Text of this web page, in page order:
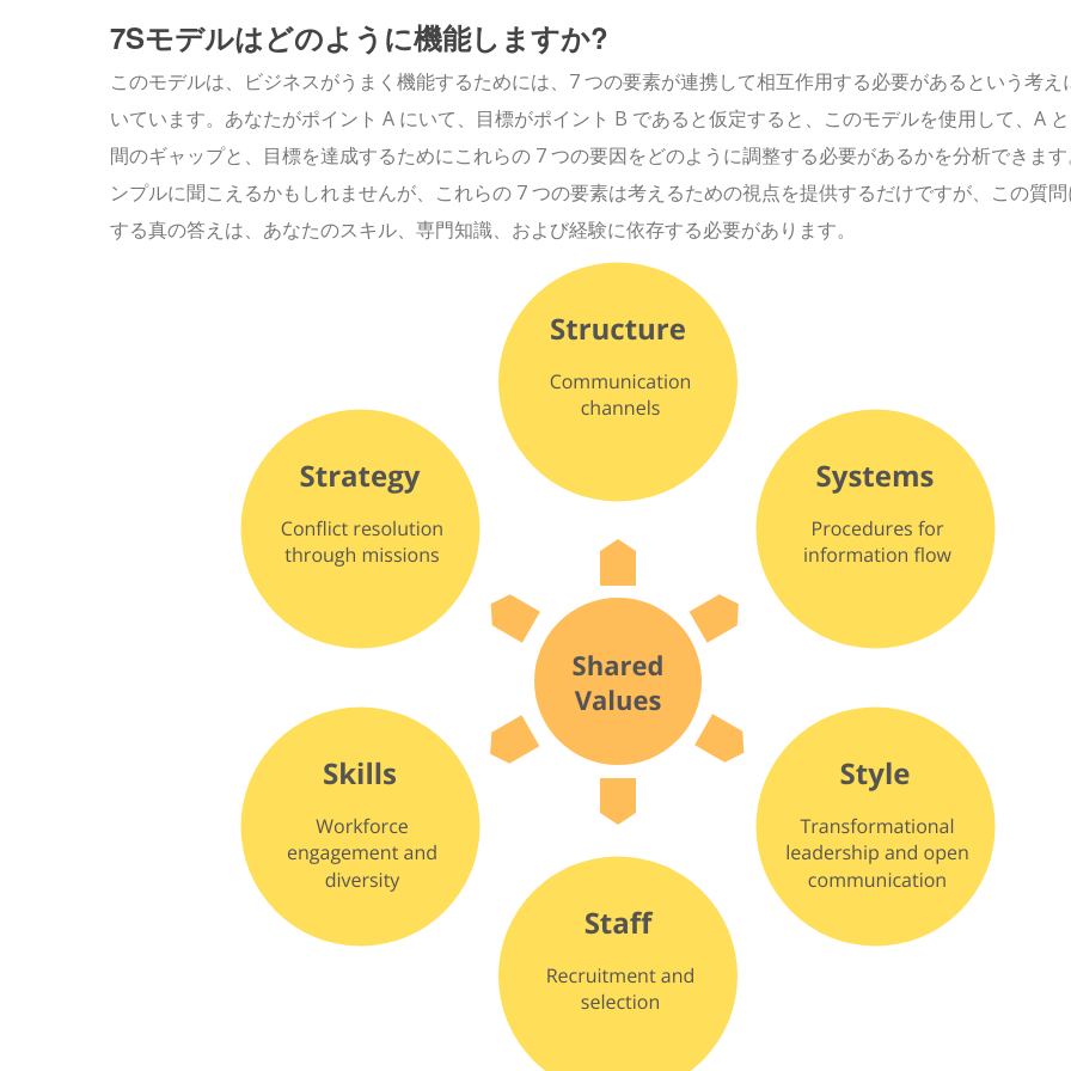
7Sモデルはどのように機能しますか?
このモデルは、ビジネスがうまく機能するためには、7 つの要素が連携して相互作用する必要があるという考え
いています。あなたがポイント A にいて、目標がポイント B であると仮定すると、このモデルを使用して、A
間のギャップと、目標を達成するためにこれらの 7 つの要因をどのように調整する必要があるかを分析できま
ンプルに聞こえるかもしれませんが、これらの 7 つの要素は考えるための視点を提供するだけですが、この質
する真の答えは、あなたのスキル、専門知識、および経験に依存する必要があります。